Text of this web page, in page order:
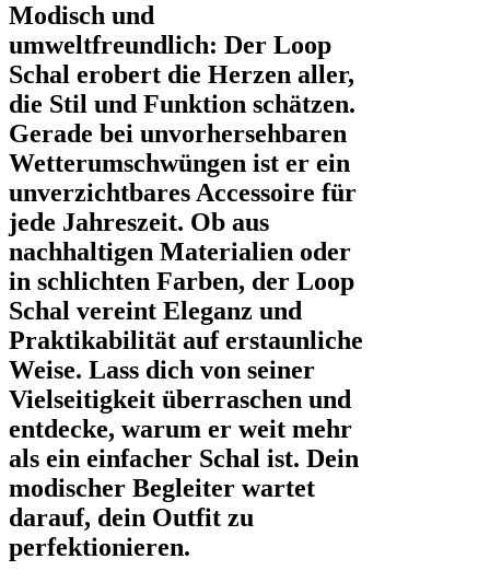
Modisch und
umweltfreundlich: Der Loop
Schal erobert die Herzen aller,
die Stil und Funktion schätzen.
Gerade bei unvorhersehbaren
Wetterumschwüngen ist er ein
unverzichtbares Accessoire für
jede Jahreszeit. Ob aus
nachhaltigen Materialien oder
in schlichten Farben, der Loop
Schal vereint Eleganz und
Praktikabilität auf erstaunliche
Weise. Lass dich von seiner
Vielseitigkeit überraschen und
entdecke, warum er weit mehr
als ein einfacher Schal ist. Dein
modischer Begleiter wartet
darauf, dein Outfit zu
perfektionieren.